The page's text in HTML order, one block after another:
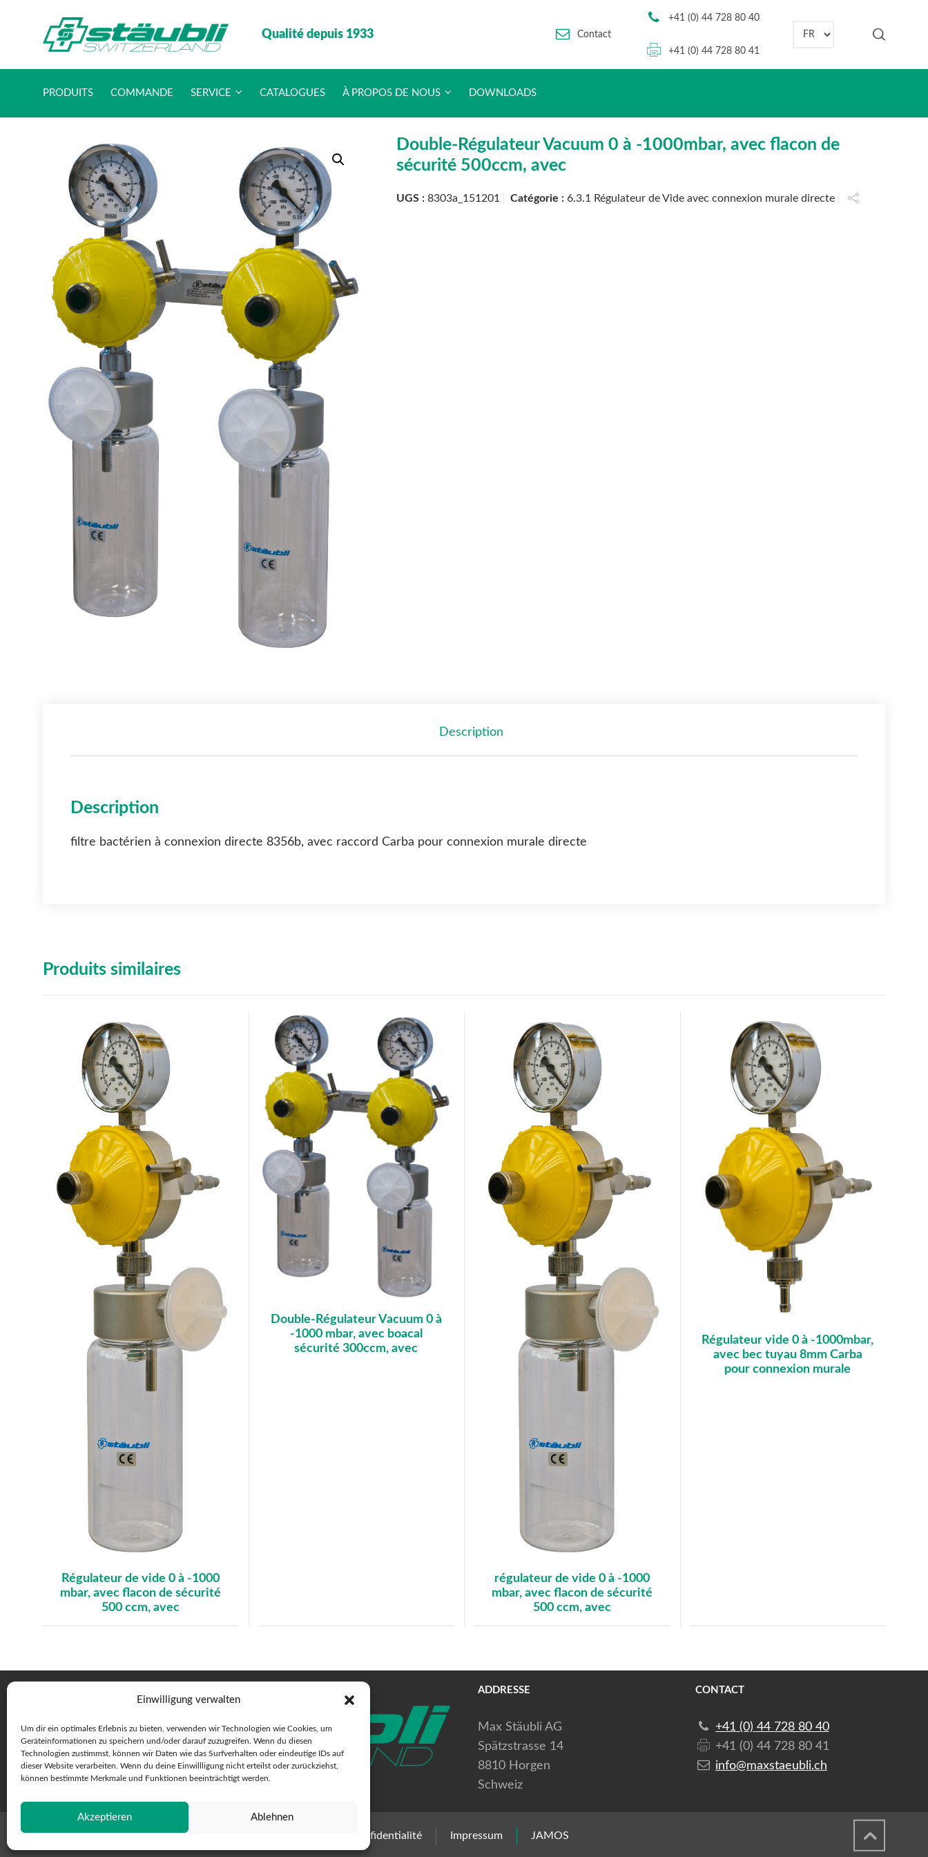
Einwilligung verwalten
Um dir ein optimales Erlebnis zu bieten, verwenden wir Technologien wie Cookies, um
Geräteinformationen zu speichern und/oder darauf zuzugreifen. Wenn du diesen
Technologien zustimmst, können wir Daten wie das Surfverhalten oder eindeutige IDs auf
dieser Website verarbeiten. Wenn du deine Einwillligung nicht erteilst oder zurückziehst,
können bestimmte Merkmale und Funktionen beeinträchtigt werden.
Akzeptieren Ablehnen
Qualité depuis 1933 Contact
+41 (0) 44 728 80 40
+41 (0) 44 728 80 41
PRODUITS COMMANDE SERVICE CATALOGUES À PROPOS DE NOUS DOWNLOADS
Double-Régulateur Vacuum 0 à -1000mbar, avec flacon de
sécurité 500ccm, avec
UGS :8303a_151201 Catégorie :6.3.1 Régulateur de Vide avec connexion murale directe
Description
Description
filtre bactérien à connexion directe 8356b, avec raccord Carba pour connexion murale directe
Produits similaires
Régulateur de vide 0 à -1000
mbar, avec flacon de sécurité
500 ccm, avec
Double-Régulateur Vacuum 0 à
-1000 mbar, avec boacal
sécurité 300ccm, avec
régulateur de vide 0 à -1000
mbar, avec flacon de sécurité
500 ccm, avec
Régulateur vide 0 à -1000mbar,
avec bec tuyau 8mm Carba
pour connexion murale
ADDRESSE
Max Stäubli AG
Spätzstrasse 14
8810 Horgen
Schweiz
CONTACT
+41 (0) 44 728 80 40
+41 (0) 44 728 80 41
info@maxstaeubli.ch
© 2026 Max Stäubli AG - Toutes droits réservés Charte de confidentialité Impressum JAMOS